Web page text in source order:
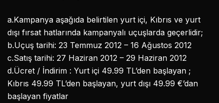
a.Kampanya aşağıda belirtilen yurt içi, Kıbrıs ve yurt
dışı fırsat hatlarında kampanyalı uçuşlarda geçerlidir;
b.Uçuş tarihi: 23 Temmuz 2012 – 16 Ağustos 2012
c.Satış tarihi: 27 Haziran 2012 – 29 Haziran 2012
d.Ücret / İndirim : Yurt içi 49.99 TL’den başlayan ;
Kıbrıs 49.99 TL’den başlayan, yurt dışı 49.99 €’dan
başlayan fiyatlar